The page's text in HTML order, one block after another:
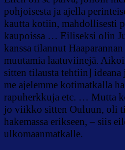
pohjoisesta ja ajella
kautta kotiin, mahdollisesti
kaupoissa … Eiliseksi olin
kanssa tilannut
muutamia laatuviinejä.
sitten tilausta tehtiin]
me ajelemme kotimatkalla
rapuherkkuja etc. … Mutta
jo viikko sitten Ouluun, oli
hakemassa erikseen, – siis
ulkomaanmatkalle.